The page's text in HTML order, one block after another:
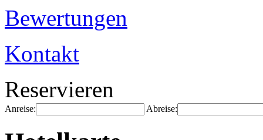
Bewertungen
Kontakt
Reservieren
Anreise: Abreise: